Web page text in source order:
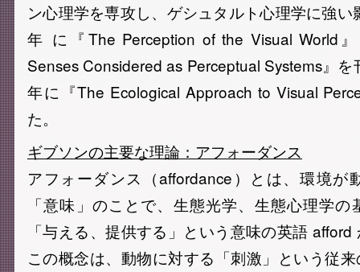
ン心理学を専攻し、ゲシュタルト心理学に強
年 に『The Perception of the Visual World
Senses Considered as Perceptual Systems』
年に『The Ecological Approach to Visual
た。
ギブソンの主要な理論：アフォーダンス
アフォーダンス（affordance）とは、環境が
「意味」のことで、生態光学、生態心理学
「与える、提供する」という意味の英語
この概念は、動物に対する「刺激」という従